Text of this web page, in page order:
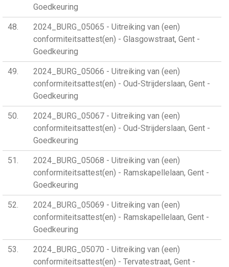
Goedkeuring
48
2024_BURG_05065 - Uitreiking van (een)
conformiteitsattest(en) - Glasgowstraat, Gent -
Goedkeuring
49
2024_BURG_05066 - Uitreiking van (een)
conformiteitsattest(en) - Oud-Strijderslaan, Gent -
Goedkeuring
50
2024_BURG_05067 - Uitreiking van (een)
conformiteitsattest(en) - Oud-Strijderslaan, Gent -
Goedkeuring
51
2024_BURG_05068 - Uitreiking van (een)
conformiteitsattest(en) - Ramskapellelaan, Gent -
Goedkeuring
52
2024_BURG_05069 - Uitreiking van (een)
conformiteitsattest(en) - Ramskapellelaan, Gent -
Goedkeuring
53
2024_BURG_05070 - Uitreiking van (een)
conformiteitsattest(en) - Tervatestraat, Gent -